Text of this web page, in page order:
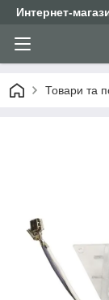
Интернет-
Товари та